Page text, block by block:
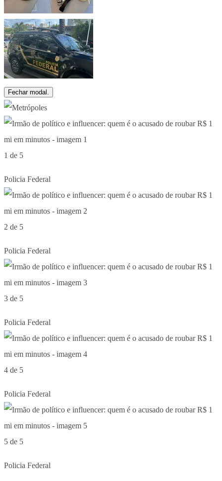
Fechar modal.
1 de 5
Policia Federal
2 de 5
Policia Federal
3 de 5
Policia Federal
4 de 5
Policia Federal
5 de 5
Policia Federal